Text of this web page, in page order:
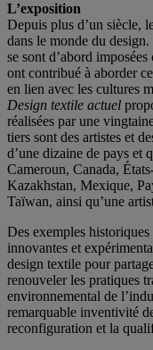
L’exposition
Depuis plus d’un siècle,
dans le monde du
se sont d’abord
ont contribué à aborder
en lien avec les cultures
Design textile actuel
réalisées par une
tiers sont des artistes et
d’une dizaine de pays et
Cameroun, Canada,
Kazakhstan, Mexique,
Taïwan, ainsi qu’une
Des exemples
innovantes et
design textile pour
renouveler les pratiques
environnemental de
remarquable inventivité
reconfiguration et la